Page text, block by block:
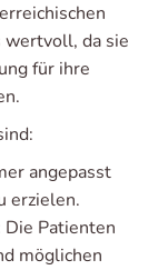
wertvoll, da sie
für ihre
angepasst
erzielen.
Die Patienten
möglichen